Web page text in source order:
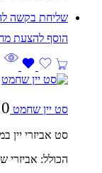
שליחת בקשה
סט יין שחמט
סט אביזרי יין
הכולל: אביזרי